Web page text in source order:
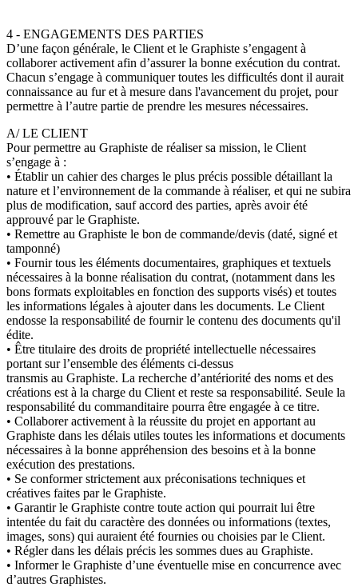
4 - ENGAGEMENTS DES PARTIES
D’une façon générale, le Client et le Graphiste s’engagent à
collaborer activement afin d’assurer la bonne exécution du contrat.
Chacun s’engage à communiquer toutes les difficultés dont il aurait
connaissance au fur et à mesure dans l'avancement du projet, pour
permettre à l’autre partie de prendre les mesures nécessaires.
A/ LE CLIENT
Pour permettre au Graphiste de réaliser sa mission, le Client
s’engage à :
• Établir un cahier des charges le plus précis possible détaillant la
nature et l’environnement de la commande à réaliser, et qui ne subira
plus de modification, sauf accord des parties, après avoir été
approuvé par le Graphiste.
• Remettre au Graphiste le bon de commande/devis (daté, signé et
tamponné)
• Fournir tous les éléments documentaires, graphiques et textuels
nécessaires à la bonne réalisation du contrat, (notamment dans les
bons formats exploitables en fonction des supports visés) et toutes
les informations légales à ajouter dans les documents. Le Client
endosse la responsabilité de fournir le contenu des documents qu'il
édite.
• Être titulaire des droits de propriété intellectuelle nécessaires
portant sur l’ensemble des éléments ci-dessus
transmis au Graphiste. La recherche d’antériorité des noms et des
créations est à la charge du Client et reste sa responsabilité. Seule la
responsabilité du commanditaire pourra être engagée à ce titre.
• Collaborer activement à la réussite du projet en apportant au
Graphiste dans les délais utiles toutes les informations et documents
nécessaires à la bonne appréhension des besoins et à la bonne
exécution des prestations.
• Se conformer strictement aux préconisations techniques et
créatives faites par le Graphiste.
• Garantir le Graphiste contre toute action qui pourrait lui être
intentée du fait du caractère des données ou informations (textes,
images, sons) qui auraient été fournies ou choisies par le Client.
• Régler dans les délais précis les sommes dues au Graphiste.
• Informer le Graphiste d’une éventuelle mise en concurrence avec
d’autres Graphistes.